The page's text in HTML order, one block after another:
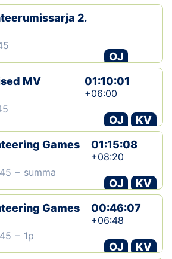
2.
OJ
MV
01:10:01
+06:00
OJ
KV
Games
− summa
01:15:08
+08:20
OJ
KV
Games
− 1p
00:46:07
+06:48
OJ
KV